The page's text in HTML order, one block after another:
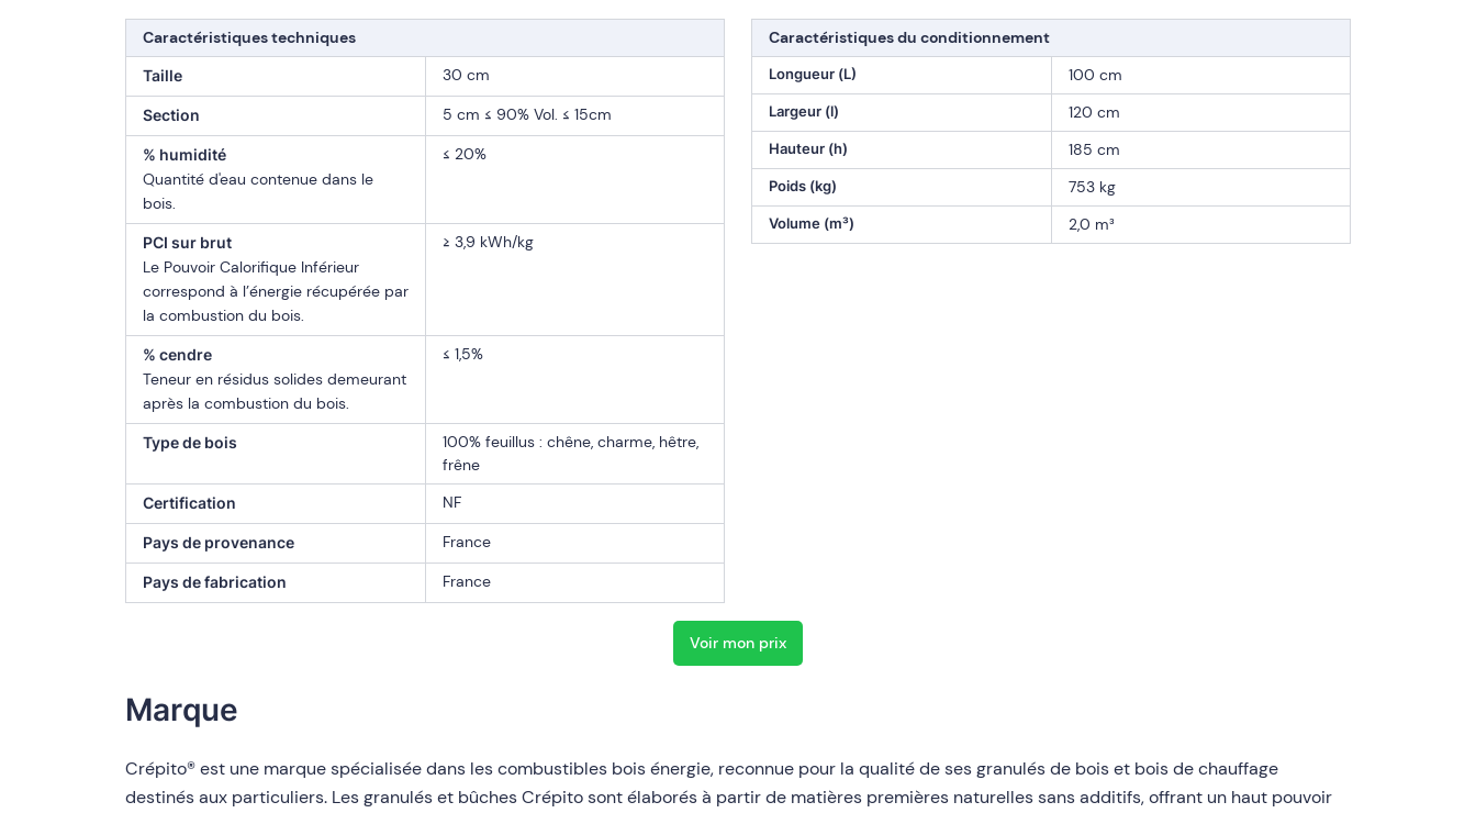
Caractéristiques techniques
Taille 30 cm
Section 5 cm ≤ 90% Vol. ≤ 15cm
% humidité
Quantité d'eau contenue dans le
bois.
≤ 20%
PCI sur brut
Le Pouvoir Calorifique Inférieur
correspond à l’énergie récupérée par
la combustion du bois.
≥ 3,9 kWh/kg
% cendre
Teneur en résidus solides demeurant
après la combustion du bois.
≤ 1,5%
Type de bois
100% feuillus : chêne, charme, hêtre,
frêne
Certification NF
Pays de provenance France
Pays de fabrication France
Caractéristiques du conditionnement
Longueur (L) 100 cm
Largeur (l) 120 cm
Hauteur (h) 185 cm
Poids (kg) 753 kg
Volume (m³) 2,0 m³
Voir mon prix
Marque
Crépito® est une marque spécialisée dans les combustibles bois énergie, reconnue pour la qualité de ses granulés de bois et bois de chauffage
destinés aux particuliers. Les granulés et bûches Crépito sont élaborés à partir de matières premières naturelles sans additifs, offrant un haut pouvoir